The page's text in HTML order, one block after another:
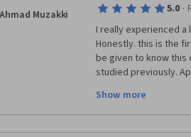
konsep yang
peserta. Saya
dapat merasa yakin
pembelajaran yang
tersusun dengan rapi
artikel, video, dan
ini. Kursus ini
Ahmad Muzakki 5.0 ·
I really experienced
Honestly. this is the
be given to know this
studied previously.
creative, and
class room of my
tangibly except in
Show more